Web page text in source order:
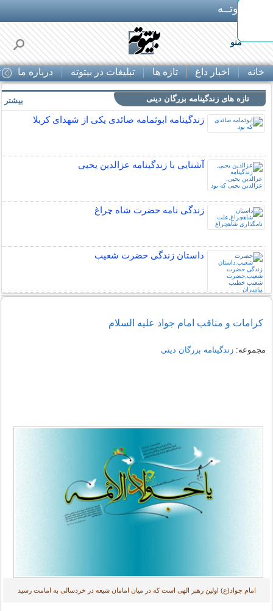
بـیتوتــه
منو
خانه اخبار داغ تازه ها تبلیغات در بیتوته درباره ما
تازه های زندگینامه بزرگان دینی
زندگینامه ابوثمامه صائدی یکی از شهدای کربلا
آشنایی با زندگینامه عزالدین یحیی
زندگی نامه حضرت شاه چراغ
داستان زندگی حضرت شعیب
بیشتر
كرامات و مناقب امام جواد عليه السلام
مجموعه:زندگینامه بزرگان دینی
امام جواد(ع) اولین رهبر الهى است كه در ميان امامان شيعه در خردسالى به امامت رسید